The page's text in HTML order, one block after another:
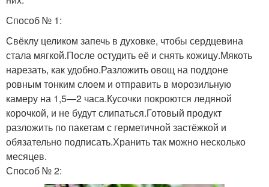
Способ № 1:
Свёклу целиком запечь в духовке, чтобы сердцевина
стала мягкой.После остудить её и снять кожицу.Мякоть
нарезать, как удобно.Разложить овощ на поддоне
ровным тонким слоем и отправить в морозильную
камеру на 1,5—2 часа.Кусочки покроются ледяной
корочкой, и не будут слипаться.Готовый продукт
разложить по пакетам с герметичной застёжкой и
обязательно подписать.Хранить так можно несколько
месяцев.
Способ № 2: